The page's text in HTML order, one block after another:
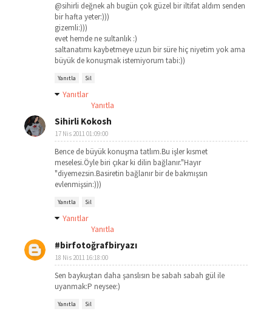
@sihirli değnek ah bugün çok güzel bir iltifat aldım senden
bir hafta yeter:)))
gizemli:)))
evet hemde ne sultanlık :)
saltanatımı kaybetmeye uzun bir süre hiç niyetim yok ama
büyük de konuşmak istemiyorum tabi:))
Yanıtla Sil
Yanıtlar
Yanıtla
Sihirli Kokosh
17 Nis 2011 01:09:00
Bence de büyük konuşma tatlım.Bu işler kısmet
meselesi.Öyle biri çıkar ki dilin bağlanır."Hayır
"diyemezsin.Basiretin bağlanır bir de bakmışsın
evlenmişsin:)))
Yanıtla Sil
Yanıtlar
Yanıtla
#birfotoğrafbiryazı
18 Nis 2011 16:18:00
Sen baykuştan daha şanslısın be sabah sabah gül ile
uyanmak:P neysee:)
Yanıtla Sil